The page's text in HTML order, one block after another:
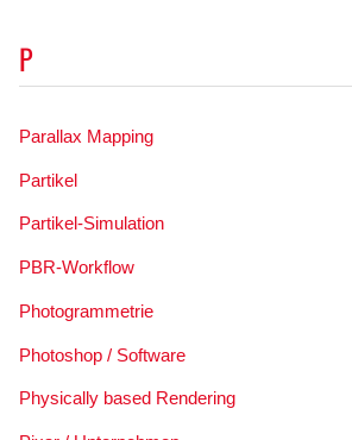
P
Parallax Mapping
Partikel
Partikel-Simulation
PBR-Workflow
Photogrammetrie
Photoshop / Software
Physically based Rendering